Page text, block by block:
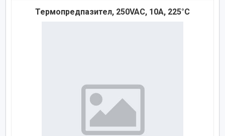
Термопредпазител, 250VAC, 10A, 225°C